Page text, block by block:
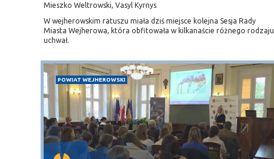
Mieszko Weltrowski, Vasyl Kyrnys
W wejherowskim ratuszu miała dziś miejsce kolejna Sesja Rady
Miasta Wejherowa, która obfitowała w kilkanaście różnego rodzaju
uchwał.
POWIAT WEJHEROWSKI